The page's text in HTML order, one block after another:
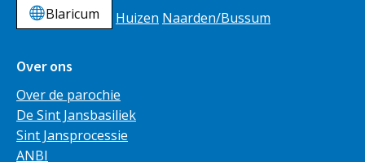
Blaricum
Huizen Naarden/Bussum
Over ons
Over de parochie
De Sint Jansbasiliek
Sint Jansprocessie
ANBI